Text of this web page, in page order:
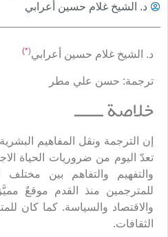
د. الشيخ غلام حسين أعرابي
د. الشيخ غلام حسين أعرابي(
*)
ترجمة: حسن علي مطر
خلاصة ــــــ
إن الترجمة ونقل المفاهيم
تعدّ اليوم من ضروريات الحياة
والتفهيم والتفاهم بين
للمترجمين منذ القدم موقعٌ
والاقتصاد والسياسة. كما كان
الثقافات.